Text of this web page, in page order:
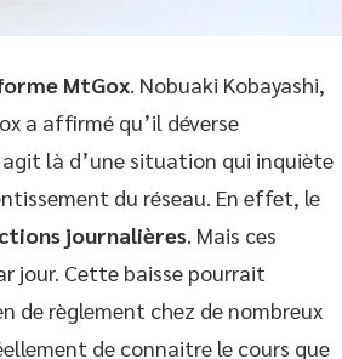
MtGox. Nobuaki Kobayashi,
a affirmé qu’il déverse
là d’une situation qui inquiète
du réseau. En effet, le
journalières. Mais ces
jour. Cette baisse pourrait
de règlement chez de nombreux
de connaitre le cours que